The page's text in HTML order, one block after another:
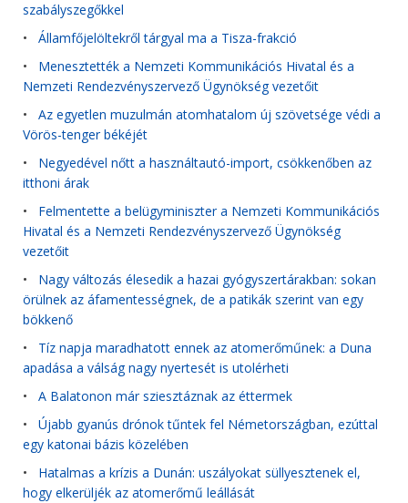
szabályszegőkkel
• Államfőjelöltekről tárgyal ma a Tisza-frakció
• Menesztették a Nemzeti Kommunikációs Hivatal és a
Nemzeti Rendezvényszervező Ügynökség vezetőit
• Az egyetlen muzulmán atomhatalom új szövetsége védi a
Vörös-tenger békéjét
• Negyedével nőtt a használtautó-import, csökkenőben az
itthoni árak
• Felmentette a belügyminiszter a Nemzeti Kommunikációs
Hivatal és a Nemzeti Rendezvényszervező Ügynökség
vezetőit
• Nagy változás élesedik a hazai gyógyszertárakban: sokan
örülnek az áfamentességnek, de a patikák szerint van egy
bökkenő
• Tíz napja maradhatott ennek az atomerőműnek: a Duna
apadása a válság nagy nyertesét is utolérheti
• A Balatonon már sziesztáznak az éttermek
• Újabb gyanús drónok tűntek fel Németországban, ezúttal
egy katonai bázis közelében
• Hatalmas a krízis a Dunán: uszályokat süllyesztenek el,
hogy elkerüljék az atomerőmű leállását